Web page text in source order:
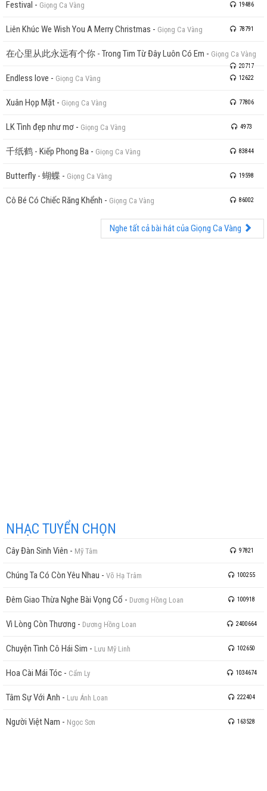
Festival - Giọng Ca Vàng 19486
Liên Khúc We Wish You A Merry Christmas - Giọng Ca Vàng 78791
在心里从此永远有个你 - Trong Tim Từ Đây Luôn Có Em - Giọng Ca Vàng
20717
Endless love - Giọng Ca Vàng 12622
Xuân Họp Mặt - Giọng Ca Vàng 77806
LK Tình đẹp như mơ - Giọng Ca Vàng 4973
千纸鹤 - Kiếp Phong Ba - Giọng Ca Vàng 83844
Butterfly - 蝴蝶 - Giọng Ca Vàng 19598
Cô Bé Có Chiếc Răng Khểnh - Giọng Ca Vàng 86002
Nghe tất cả bài hát của Giọng Ca Vàng
NHẠC TUYỂN CHỌN
Cây Đàn Sinh Viên - Mỹ Tâm 97821
Chúng Ta Có Còn Yêu Nhau - Võ Hạ Trâm 100255
Đêm Giao Thừa Nghe Bài Vọng Cổ - Dương Hồng Loan 100918
Vì Lòng Còn Thương - Dương Hồng Loan 2400664
Chuyện Tình Cô Hái Sim - Lưu Mỹ Linh 102650
Hoa Cài Mái Tóc - Cẩm Ly 1034674
Tâm Sự Với Anh - Lưu Ánh Loan 222404
Người Việt Nam - Ngọc Sơn 163528